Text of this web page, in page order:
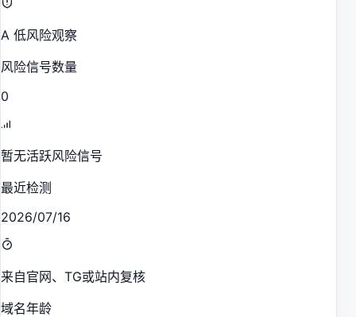
A 低风险观察
风险信号数量
0
暂无活跃风险信号
最近检测
2026/07/16
来自官网、TG或站内复核
域名年龄